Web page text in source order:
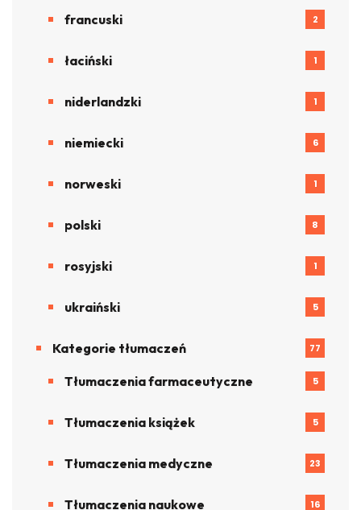
francuski 2
łaciński 1
niderlandzki 1
niemiecki 6
norweski 1
polski 8
rosyjski 1
ukraiński 5
Kategorie tłumaczeń 77
Tłumaczenia farmaceutyczne 5
Tłumaczenia książek 5
Tłumaczenia medyczne 23
Tłumaczenia naukowe 16